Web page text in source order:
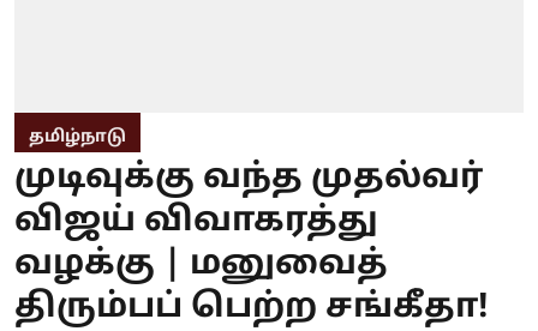
தமிழ்நாடு
முடிவுக்கு வந்த முதல்வர்
விஜய் விவாகரத்து
வழக்கு | மனுவைத்
திரும்பப் பெற்ற சங்கீதா!